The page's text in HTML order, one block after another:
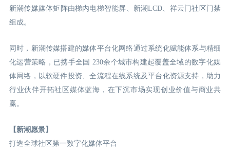
新潮传媒媒体矩阵由梯内电梯智能屏、新潮LCD、祥云门社区门禁
组成。
同时，新潮传媒搭建的媒体平台化网络通过系统化赋能体系与精细
化运营策略，已携手全国 230余个城市构建起覆盖全域的数字化媒
体网络，以软硬件投资、全流程在线系统及平台化资源支持，助力
行业伙伴开拓社区媒体蓝海，在下沉市场实现创业价值与商业共
赢。
【新潮愿景】
打造全球社区第一数字化媒体平台